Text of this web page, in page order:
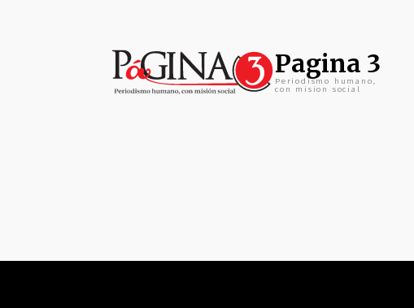
Pagina 3
Periodismo humano,
con mision social